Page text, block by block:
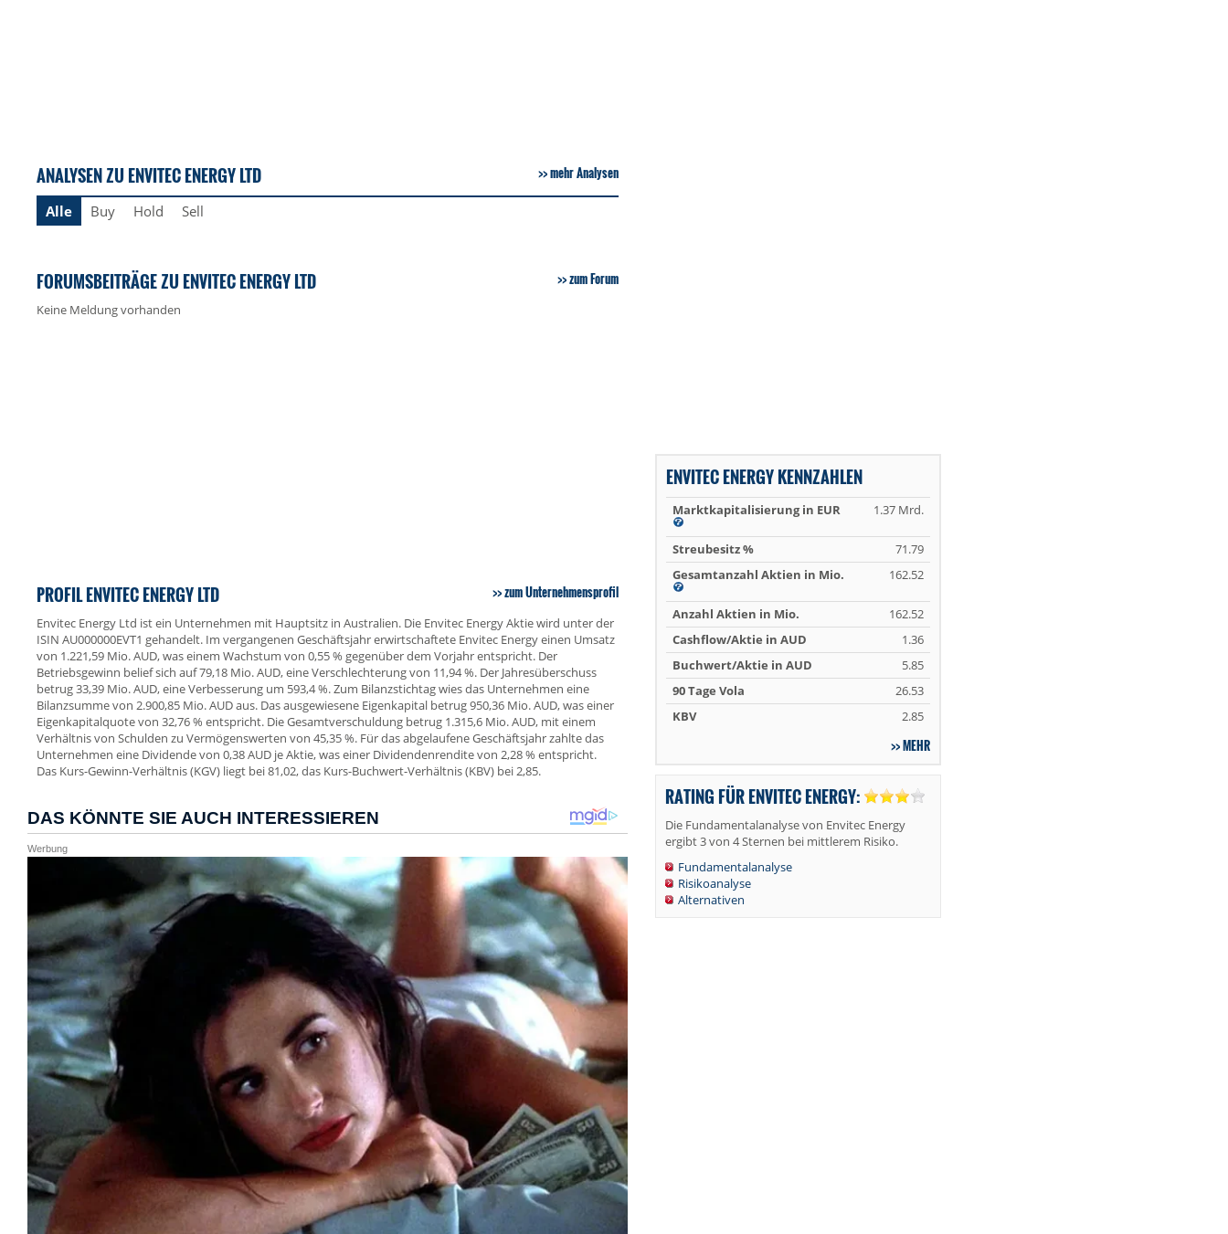
ANALYSEN ZU ENVITEC ENERGY LTD mehr Analysen
Alle Buy Hold Sell
FORUMSBEITRÄGE ZU ENVITEC ENERGY LTD zum Forum
Keine Meldung vorhanden
PROFIL ENVITEC ENERGY LTD zum Unternehmensprofil
Envitec Energy Ltd ist ein Unternehmen mit Hauptsitz in Australien. Die Envitec Energy Aktie wird unter der
ISIN AU000000EVT1 gehandelt. Im vergangenen Geschäftsjahr erwirtschaftete Envitec Energy einen Umsatz
von 1.221,59 Mio. AUD, was einem Wachstum von 0,55 % gegenüber dem Vorjahr entspricht. Der
Betriebsgewinn belief sich auf 79,18 Mio. AUD, eine Verschlechterung von 11,94 %. Der Jahresüberschuss
betrug 33,39 Mio. AUD, eine Verbesserung um 593,4 %. Zum Bilanzstichtag wies das Unternehmen eine
Bilanzsumme von 2.900,85 Mio. AUD aus. Das ausgewiesene Eigenkapital betrug 950,36 Mio. AUD, was einer
Eigenkapitalquote von 32,76 % entspricht. Die Gesamtverschuldung betrug 1.315,6 Mio. AUD, mit einem
Verhältnis von Schulden zu Vermögenswerten von 45,35 %. Für das abgelaufene Geschäftsjahr zahlte das
Unternehmen eine Dividende von 0,38 AUD je Aktie, was einer Dividendenrendite von 2,28 % entspricht.
Das Kurs-Gewinn-Verhältnis (KGV) liegt bei 81,02, das Kurs-Buchwert-Verhältnis (KBV) bei 2,85.
ENVITEC ENERGY KENNZAHLEN
Marktkapitalisierung in EUR 1.37 Mrd.
Streubesitz %
71.79
Gesamtanzahl Aktien in Mio.
162.52
Anzahl Aktien in Mio.
162.52
Cashflow/Aktie in AUD
1.36
Buchwert/Aktie in AUD
5.85
90 Tage Vola
26.53
KBV
2.85
MEHR
RATING FÜR ENVITEC ENERGY:
Die Fundamentalanalyse von Envitec Energy
ergibt 3 von 4 Sternen bei mittlerem Risiko.
Fundamentalanalyse
Risikoanalyse
Alternativen